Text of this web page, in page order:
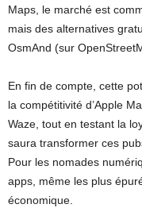
Maps, le marché est
mais des alternatives
OsmAnd (sur
En fin de compte, cette
la compétitivité d’Apple
Waze, tout en testant la
saura transformer ces
Pour les nomades
apps, même les plus
économique.